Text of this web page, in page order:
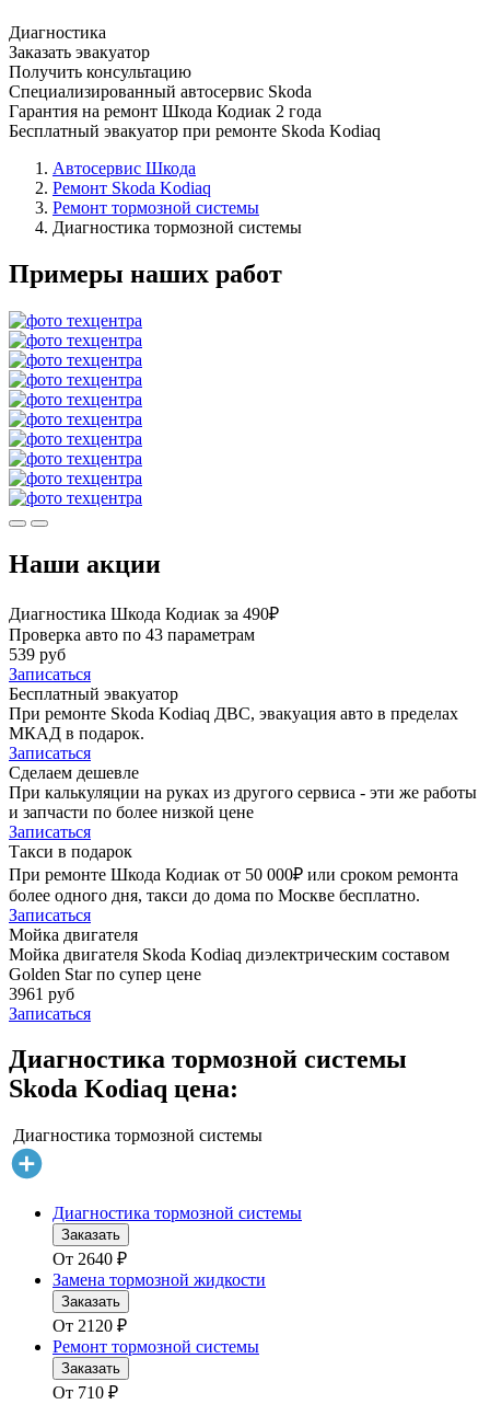
Диагностика
Заказать эвакуатор
Получить консультацию
Специализированный автосервис Skoda
Гарантия на ремонт Шкода Кодиак 2 года
Бесплатный эвакуатор при ремонте Skoda Kodiaq
Автосервис Шкода
Ремонт Skoda Kodiaq
Ремонт тормозной системы
Диагностика тормозной системы
Примеры наших работ
Наши акции
Диагностика Шкода Кодиак за 490₽
Проверка авто по 43 параметрам
539 руб
Записаться
Бесплатный эвакуатор
При ремонте Skoda Kodiaq ДВС, эвакуация авто в пределах
МКАД в подарок.
Записаться
Сделаем дешевле
При калькуляции на руках из другого сервиса - эти же работы
и запчасти по более низкой цене
Записаться
Такси в подарок
При ремонте Шкода Кодиак от 50 000₽ или сроком ремонта
более одного дня, такси до дома по Москве бесплатно.
Записаться
Мойка двигателя
Мойка двигателя Skoda Kodiaq диэлектрическим составом
Golden Star по супер цене
3961 руб
Записаться
Диагностика тормозной системы
Skoda Kodiaq цена:
Диагностика тормозной системы
Диагностика тормозной системы
Заказать
От 2640 ₽
Замена тормозной жидкости
Заказать
От 2120 ₽
Ремонт тормозной системы
Заказать
От 710 ₽